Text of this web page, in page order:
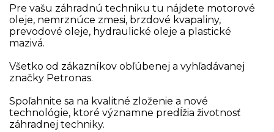
Pre vašu záhradnú techniku tu nájdete motorové
oleje, nemrznúce zmesi, brzdové kvapaliny,
prevodové oleje, hydraulické oleje a plastické
mazivá.
Všetko od zákazníkov obľúbenej a vyhľadávanej
značky Petronas.
Spoľahnite sa na kvalitné zloženie a nové
technológie, ktoré významne predĺžia životnosť
záhradnej techniky.